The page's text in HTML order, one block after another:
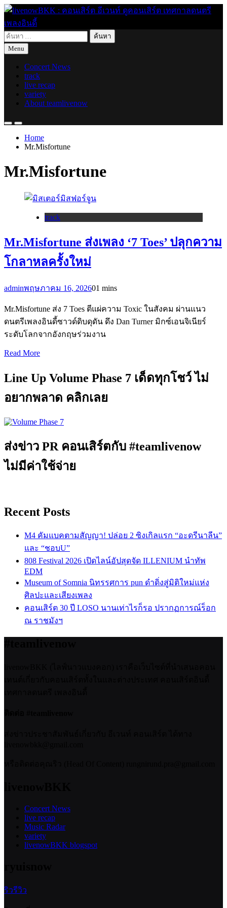
Skip
content
livenowBKK : คอนเสิร์ต อีเวนท์ ดูคอนเสิร์ต เทศกาลดนตรี เพลง
อินดี้
live for today
ค้นหา
สำหรับ:
Menu
Concert News
track
live recap
variety
About teamlivenow
Home
Mr.Misfortune
Mr.Misfortune
track
Mr.Misfortune ส่งเพลง ‘7 Toes’ ปลุกความ
โกลาหลครั้งใหม่
adminพฤษภาคม 16, 202601 mins
Mr.Misfortune ส่ง 7 Toes ตีแผ่ความ Toxic ในสังคม ผ่านแนว
ดนตรีเพลงอินดี้ซาวด์ดิบดุดัน ดึง Dan Turner มิกซ์เอนจิเนียร์
ระดับโลกจากอังกฤษร่วมงาน
Read More
Line Up Volume Phase 7 เด็ดทุกโชว์ ไม่
อยากพลาด คลิกเลย
ส่งข่าว PR คอนเสิร์ตกับ #teamlivenow
ไม่มีค่าใช้จ่าย
Recent Posts
M4 คัมแบคตามสัญญา! ปล่อย 2 ซิงเกิลแรก “อะดรีนาลีน”
และ “ชอบU”
808 Festival 2026 เปิดไลน์อัปสุดจัด ILLENIUM นำทัพ
EDM
Museum of Somnia นิทรรศการ pun ดำดิ่งสู่มิติใหม่แห่ง
ศิลปะและเสียงเพลง
คอนเสิร์ต 30 ปี LOSO นานเท่าไรก็รอ ปรากฏการณ์ร็อก
ณ ราชมังฯ
Concert News
live recap
Music Radar
variety
livenowBKK blogspot
ริวรีวิว